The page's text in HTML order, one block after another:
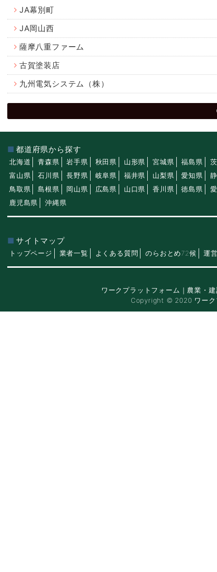
JA幕別町
JA岡山西
薩摩八重ファーム
古賀塗装店
九州電気システム（株）
都道府県から探す
北海道 青森県 岩手県 秋田県 山形県 宮城県 福島県
富山県
石川県 長野県 岐阜県 福井県 山梨県 愛知県
鳥取県
島根県 岡山県 広島県 山口県 香川県 徳島県
鹿児島県
沖縄県
サイトマップ
トップページ 業者一覧 よくある質問 のらおとめ72候 運
ワークプラットフォーム｜農業・
Copyright © 2020 ワーク